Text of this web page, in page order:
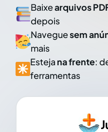
Baixearquivos
depois
Naveguesem
mais
Esteja na frente:
ferramentas